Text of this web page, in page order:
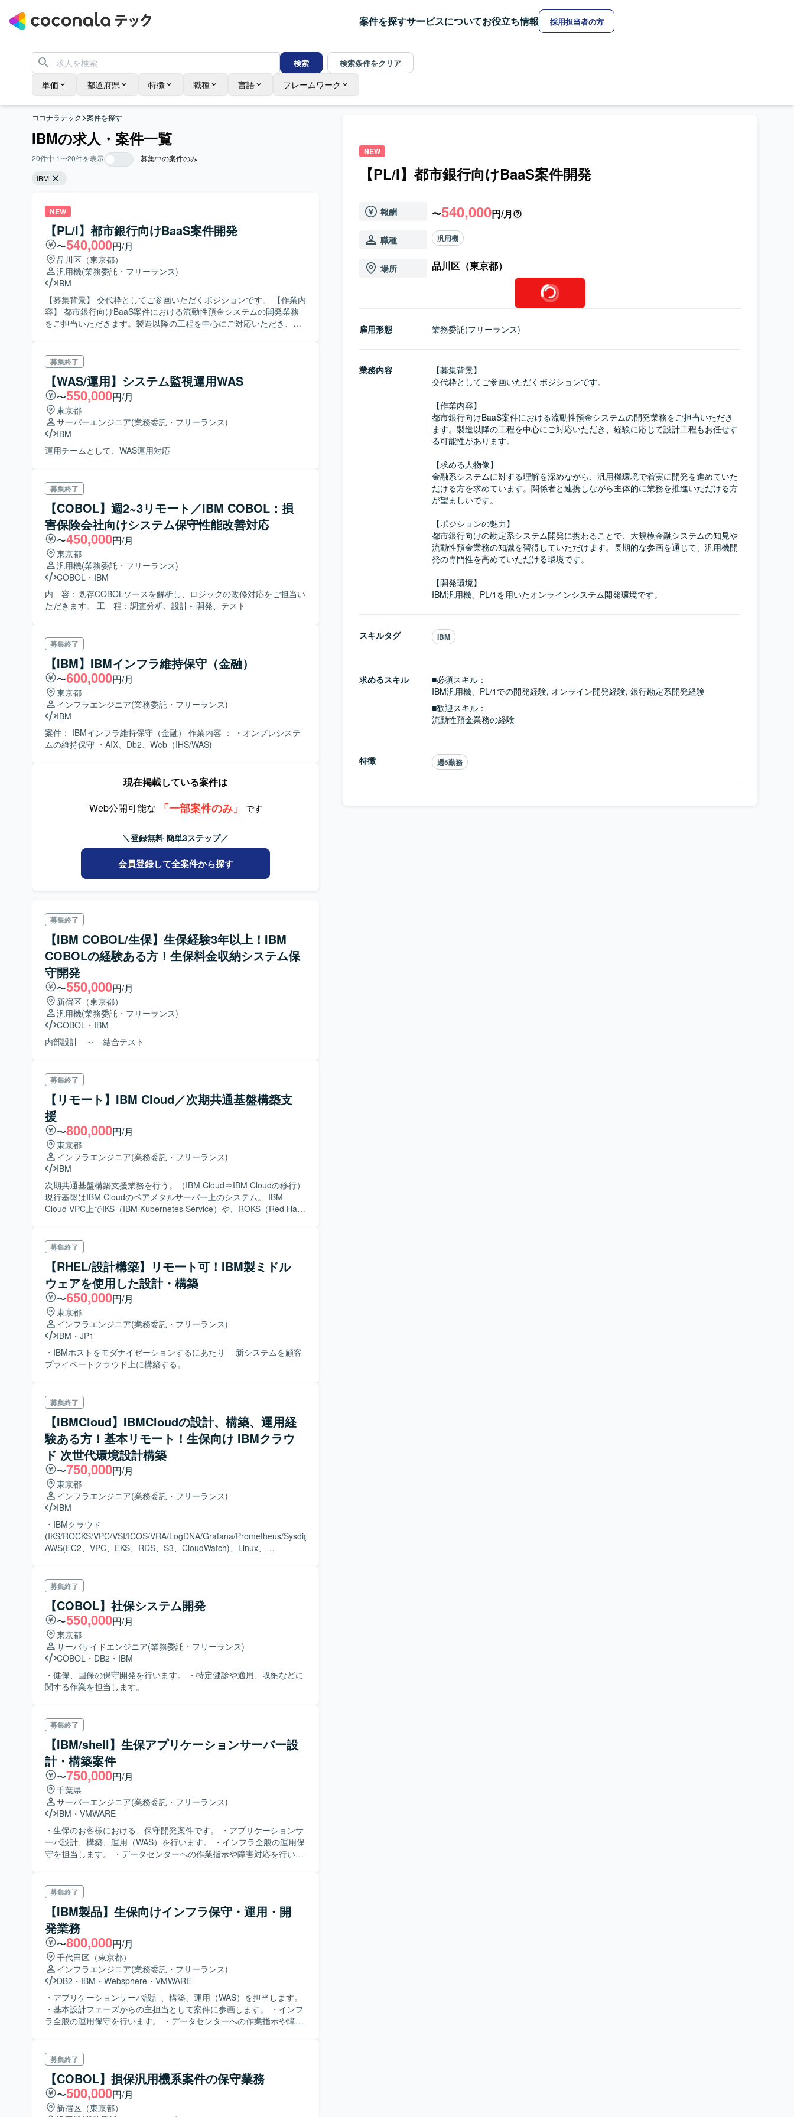
案件を探すサービスについてお役立ち情報 採用担当者の方
検索 検索条件をクリア
単価 都道府県 特徴 職種 言語 フレームワーク
ココナラテック>案件を探す
IBMの求人・案件一覧
20件中 1〜20件を表示
募集中の案件のみ
IBM
NEW
【PL/I】都市銀行向けBaaS案件開発
〜540,000円/月
品川区（東京都）
汎用機(業務委託・フリーランス)
IBM
【募集背景】 交代枠としてご参画いただくポジションです。 【作業内
容】 都市銀行向けBaaS案件における流動性預金システムの開発業務
をご担当いただきます。製造以降の工程を中心にご対応いただき、経
開発を進めていただける方を求めています。関係者と連携しながら主
体的に業務を推進いただける方が望ましいです。 【ポジションの魅
力】 都市銀行向けの勘定系システム開発に携わることで、大規模金融
システムの知見や流動性預金業務の知識を習得していただけます。長
期的な参画を通じて、汎用機開発の専門性を高めていただける環境で
す。 【開発環境】 IBM汎用機、PL/1を用いたオンラインシステム開発
環境です。
募集終了
【WAS/運用】システム監視運用WAS
〜550,000円/月
東京都
サーバーエンジニア(業務委託・フリーランス)
IBM
運用チームとして、WAS運用対応
募集終了
【COBOL】週2~3リモート／IBM COBOL：損
害保険会社向けシステム保守性能改善対応
〜450,000円/月
東京都
汎用機(業務委託・フリーランス)
COBOL ・ IBM
内 容：既存COBOLソースを解析し、ロジックの改修対応をご担当い
ただきます。 工 程：調査分析、設計～開発、テスト
募集終了
【IBM】IBMインフラ維持保守（金融）
〜600,000円/月
東京都
インフラエンジニア(業務委託・フリーランス)
IBM
案件： IBMインフラ維持保守（金融） 作業内容 ： ・オンプレシステ
ムの維持保守 ・AIX、Db2、Web（IHS/WAS)
現在掲載している案件は
Web公開可能な
「一部案件のみ」 です
＼登録無料 簡単3ステップ／
会員登録して全案件から探す
募集終了
【IBM COBOL/生保】生保経験3年以上！IBM
COBOLの経験ある方！生保料金収納システム保
守開発
〜550,000円/月
新宿区（東京都）
汎用機(業務委託・フリーランス)
COBOL ・ IBM
内部設計 ～ 結合テスト
募集終了
【リモート】IBM Cloud／次期共通基盤構築支
援
〜800,000円/月
東京都
インフラエンジニア(業務委託・フリーランス)
IBM
次期共通基盤構築支援業務を行う。（IBM Cloud⇒IBM Cloudの移行）
現行基盤はIBM Cloudのベアメタルサーバー上のシステム。 IBM
Cloud VPC上でIKS（IBM Kubernetes Service）や、ROKS（Red Hat
募集終了
【RHEL/設計構築】リモート可！IBM製ミドル
ウェアを使用した設計・構築
〜650,000円/月
東京都
インフラエンジニア(業務委託・フリーランス)
IBM ・ JP1
・IBMホストをモダナイゼーションするにあたり 新システムを顧客
プライベートクラウド上に構築する。
募集終了
【IBMCloud】IBMCloudの設計、構築、運用経
験ある方！基本リモート！生保向け IBMクラウ
ド 次世代環境設計構築
〜750,000円/月
東京都
インフラエンジニア(業務委託・フリーランス)
IBM
・IBMクラウド
(IKS/ROCKS/VPC/VSI/ICOS/VRA/LogDNA/Grafana/Prometheus/Sysdig)、
AWS(EC2、VPC、EKS、RDS、S3、CloudWatch)、Linux、
募集終了
【COBOL】社保システム開発
〜550,000円/月
東京都
サーバサイドエンジニア(業務委託・フリーランス)
COBOL ・ DB2 ・ IBM
・健保、国保の保守開発を行います。 ・特定健診や適用、収納などに
関する作業を担当します。
募集終了
【IBM/shell】生保アプリケーションサーバー設
計・構築案件
〜750,000円/月
千葉県
サーバーエンジニア(業務委託・フリーランス)
IBM ・ VMWARE
・生保のお客様における、保守開発案件です。 ・アプリケーションサ
ーバ設計、構築、運用（WAS）を行います。 ・インフラ全般の運用保
守を担当します。 ・データセンターへの作業指示や障害対応を行いま
募集終了
【IBM製品】生保向けインフラ保守・運用・開
発業務
〜800,000円/月
千代田区（東京都）
インフラエンジニア(業務委託・フリーランス)
DB2 ・ IBM ・ Websphere ・ VMWARE
・アプリケーションサーバ設計、構築、運用（WAS）を担当します。
・基本設計フェーズからの主担当として案件に参画します。 ・インフ
ラ全般の運用保守を行います。 ・データセンターへの作業指示や障害
募集終了
【COBOL】損保汎用機系案件の保守業務
〜500,000円/月
新宿区（東京都）
NEW
【PL/I】都市銀行向けBaaS案件開発
報酬 〜540,000円/月
職種 汎用機
場所 品川区（東京都）
雇用形態 業務委託(フリーランス)
業務内容
【募集背景】
交代枠としてご参画いただくポジションです。
【作業内容】
都市銀行向けBaaS案件における流動性預金システムの開発業務をご担当いただき
ます。製造以降の工程を中心にご対応いただき、経験に応じて設計工程もお任せす
る可能性があります。
【求める人物像】
金融系システムに対する理解を深めながら、汎用機環境で着実に開発を進めていた
だける方を求めています。関係者と連携しながら主体的に業務を推進いただける方
が望ましいです。
【ポジションの魅力】
都市銀行向けの勘定系システム開発に携わることで、大規模金融システムの知見や
流動性預金業務の知識を習得していただけます。長期的な参画を通じて、汎用機開
発の専門性を高めていただける環境です。
【開発環境】
IBM汎用機、PL/1を用いたオンラインシステム開発環境です。
スキルタグ IBM
求めるスキル
■必須スキル：
IBM汎用機、PL/1での開発経験, オンライン開発経験, 銀行勘定系開発経験
■歓迎スキル：
流動性預金業務の経験
特徴 週5勤務